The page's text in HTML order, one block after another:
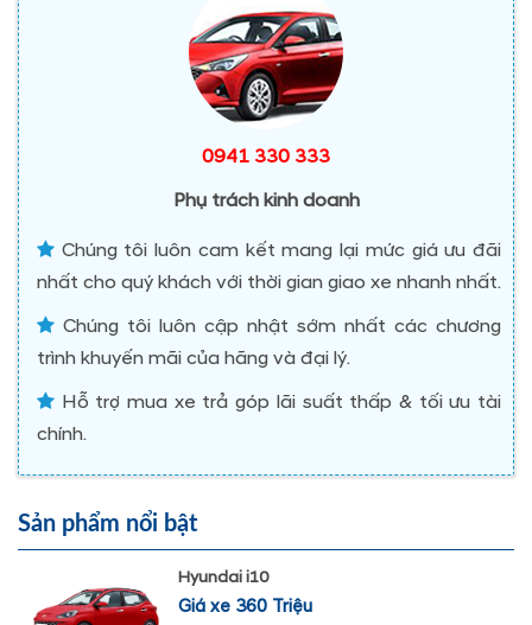
0941 330 333
Phụ trách kinh doanh
Chúng tôi luôn cam kết mang lại mức giá ưu đãi
nhất cho quý khách với thời gian giao xe nhanh nhất.
Chúng tôi luôn cập nhật sớm nhất các chương
trình khuyến mãi của hãng và đại lý.
Hỗ trợ mua xe trả góp lãi suất thấp & tối ưu tài
chính.
Sản phẩm nổi bật
Hyundai i10
Giá xe 360 Triệu